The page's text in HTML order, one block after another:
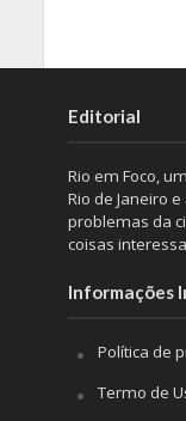
Editorial
Rio em Foco,
Rio de Janeiro
problemas da
coisas
Informações
Política de
Termo de